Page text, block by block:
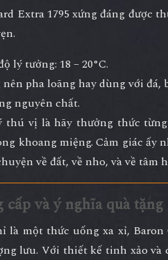
Extra 1795 xứng đáng được
lý tưởng: 18 – 20°C.
pha loãng hay dùng với
nguyên chất.
thú vị là hãy thưởng thức
khoang miệng. Cảm giác
về đất, về nho, và về tâm
cấp và ý nghĩa quà tặng
là một thức uống xa xỉ, Baron
lưu. Với thiết kế tinh xảo và